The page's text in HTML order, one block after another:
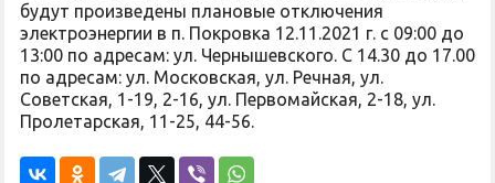
будут произведены плановые отключения
электроэнергии в п. Покровка 12.11.2021 г. с 09:00 до
13:00 по адресам: ул. Чернышевского. С 14.30 до 17.00
по адресам: ул. Московская, ул. Речная, ул.
Советская, 1-19, 2-16, ул. Первомайская, 2-18, ул.
Пролетарская, 11-25, 44-56.